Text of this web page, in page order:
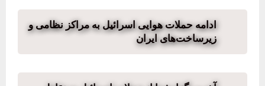
ادامه حملات هوایی اسرائیل به مراکز نظامی و
زیرساخت‌های ایران